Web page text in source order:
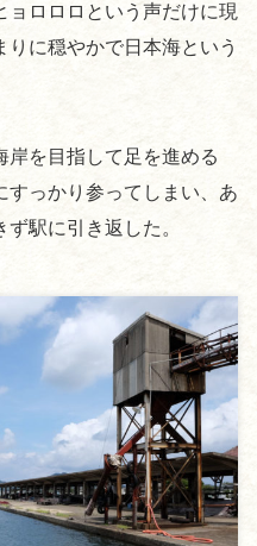
ョロロロという声だけに現
に穏やかで日本海という
岸を目指して足を進める
すっかり参ってしまい、あ
駅に引き返した。